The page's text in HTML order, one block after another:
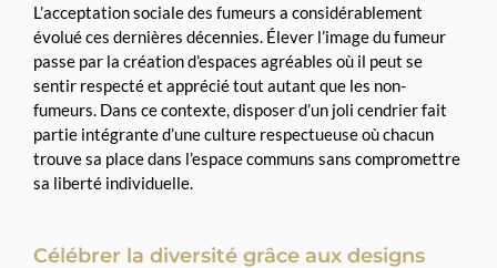
L’acceptation sociale des fumeurs a considérablement
évolué ces dernières décennies. Élever l’image du fumeur
passe par la création d’espaces agréables où il peut se
sentir respecté et apprécié tout autant que les non-
fumeurs. Dans ce contexte, disposer d’un joli cendrier fait
partie intégrante d’une culture respectueuse où chacun
trouve sa place dans l’espace communs sans compromettre
sa liberté individuelle.
Célébrer la diversité grâce aux designs